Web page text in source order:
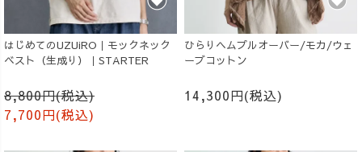
はじめてのUZUiRO｜モックネック
ベスト（生成り）｜STARTER
8,800円(税込)
7,700円(税込)
ひらりヘムプルオーバー/モカ/ウェ
ーブコットン
14,300円(税込)